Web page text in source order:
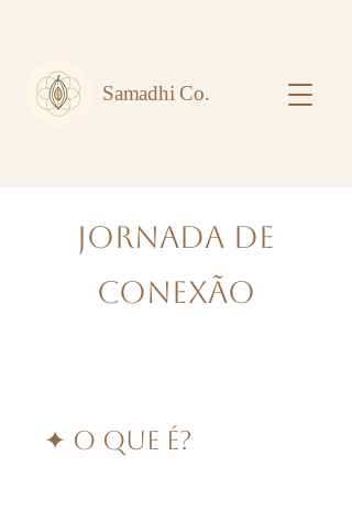
Samadhi Co.
Jornada de
Conexão
✦ O que é?